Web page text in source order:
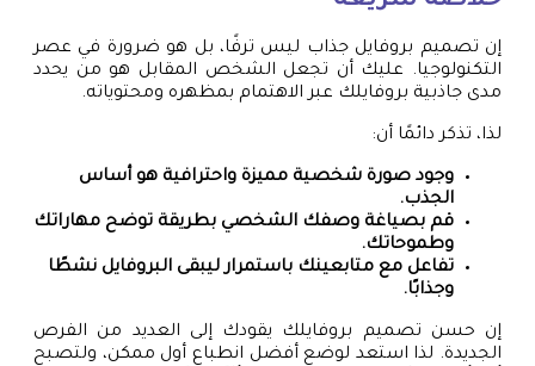
إن تصميم بروفايل جذاب ليس ترفًا، بل هو ضرورة في عصر
التكنولوجيا. عليك أن تجعل الشخص المقابل هو من يحدد
مدى جاذبية بروفايلك عبر الاهتمام بمظهره ومحتوياته.
لذا، تذكر دائمًا أن:
وجود صورة شخصية مميزة واحترافية هو أساس
الجذب.
قم بصياغة وصفك الشخصي بطريقة توضح مهاراتك
وطموحاتك.
تفاعل مع متابعينك باستمرار ليبقى البروفايل نشطًا
وجذابًا.
إن حسن تصميم بروفايلك يقودك إلى العديد من الفرص
الجديدة. لذا استعد لوضع أفضل انطباع أول ممكن، ولتصبح